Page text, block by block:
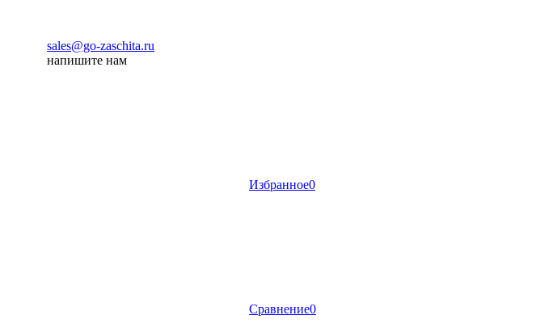
sales@go-zaschita.ru
напишите нам
Избранное0
Сравнение0